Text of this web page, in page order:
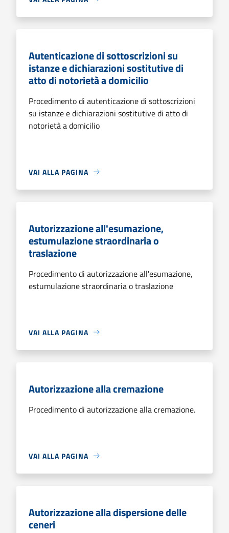
Autenticazione di sottoscrizioni su
istanze e dichiarazioni sostitutive di
atto di notorietà a domicilio
Procedimento di autenticazione di sottoscrizioni
su istanze e dichiarazioni sostitutive di atto di
notorietà a domicilio
VAI ALLA PAGINA
Autorizzazione all'esumazione,
estumulazione straordinaria o
traslazione
Procedimento di autorizzazione all'esumazione,
estumulazione straordinaria o traslazione
VAI ALLA PAGINA
Autorizzazione alla cremazione
Procedimento di autorizzazione alla cremazione.
VAI ALLA PAGINA
Autorizzazione alla dispersione delle
ceneri